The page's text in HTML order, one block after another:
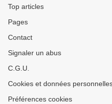
Top articles
Pages
Contact
Signaler un abus
C.G.U.
Cookies et données
Préférences cookies